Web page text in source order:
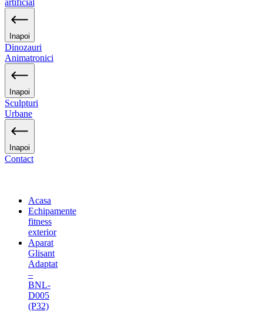
artificial
Inapoi
Dinozauri
Animatronici
Inapoi
Sculpturi
Urbane
Inapoi
Contact
Acasa
Echipamente
fitness
exterior
Aparat
Glisant
Adaptat
–
BNL-
D005
(P32)